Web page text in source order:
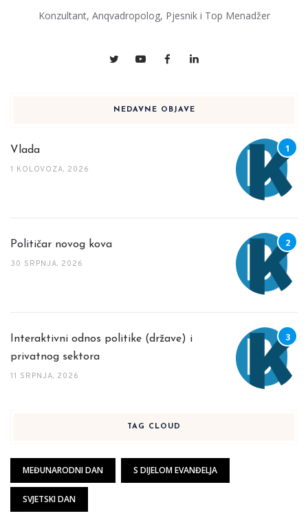
Konzultant, Anqvadropolog, Pjesnik i Top Menadžer
NEDAVNE OBJAVE
Vlada
1 KOLOVOZA, 2026
Političar novog kova
30 SRPNJA, 2026
Interaktivni odnos politike (države) i
privatnog sektora
11 SRPNJA, 2026
TAG CLOUD
MEĐUNARODNI DAN S DIJELOM EVANĐELJA
SVJETSKI DAN